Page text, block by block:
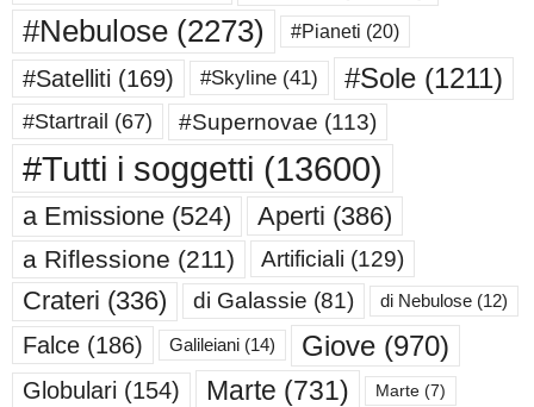
#Nebulose (2273) #Pianeti (20)
#Satelliti (169) #Skyline (41) #Sole (1211)
#Startrail (67) #Supernovae (113)
#Tutti i soggetti (13600)
a Emissione (524) Aperti (386)
a Riflessione (211) Artificiali (129)
Crateri (336) di Galassie (81) di Nebulose (12)
Falce (186) Galileiani (14) Giove (970)
Globulari (154) Marte (731) Marte (7)